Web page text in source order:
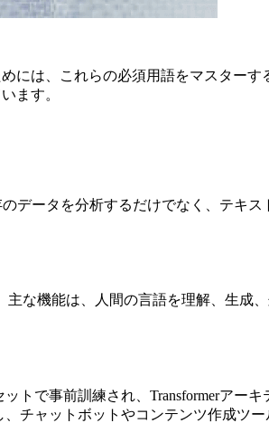
には、これらの必須用語をマスター
ます。
データを分析するだけでなく、テキ
な機能は、人間の言語を理解、生成
で事前訓練され、Transformerアー
チャットボットやコンテンツ作成ツー